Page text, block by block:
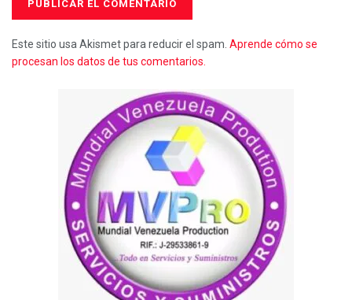
Este sitio usa Akismet para reducir el spam. Aprende cómo se
procesan los datos de tus comentarios.